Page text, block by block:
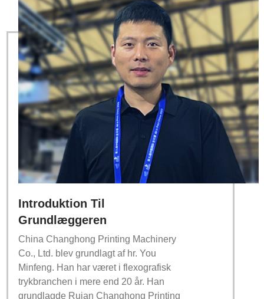
Introduktion Til
Grundlæggeren
China Changhong Printing Machinery
Co., Ltd. blev grundlagt af hr. You
Minfeng. Han har været i flexografisk
trykbranchen i mere end 20 år. Han
grundlagde Ruian Changhong Printing